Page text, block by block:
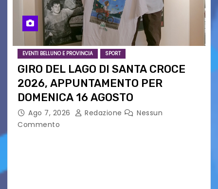
EVENTI BELLUNO E PROVINCIA SPORT
GIRO DEL LAGO DI SANTA CROCE
2026, APPUNTAMENTO PER
DOMENICA 16 AGOSTO
Ago 7, 2026 Redazione
Nessun
Commento